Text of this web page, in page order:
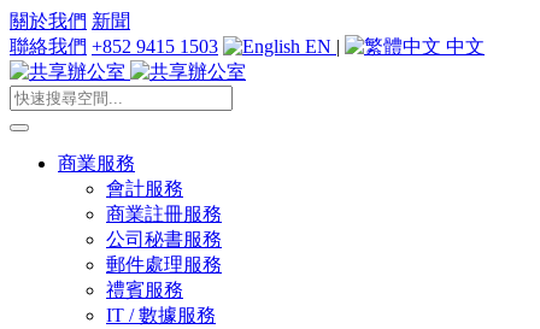
關於我們 新聞
聯絡我們 +852 9415 1503 EN | 中文
商業服務
會計服務
商業註冊服務
公司秘書服務
郵件處理服務
禮賓服務
IT / 數據服務